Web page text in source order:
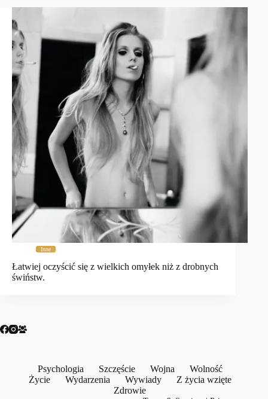
Inne
Łatwiej oczyścić się z wielkich omyłek niż z drobnych
świństw.
Psychologia Szczęście Wojna
Wolność
Życie
Wydarzenia Wywiady
Z życia wzięte
Zdrowie